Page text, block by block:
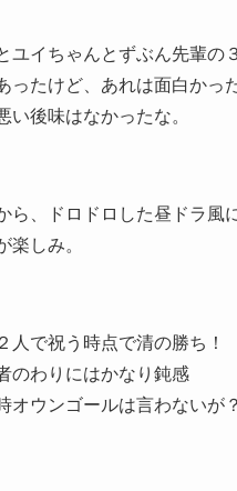
ユイちゃんとずぶん先輩の
ったけど、あれは面白かっ
い後味はなかったな。
ら、ドロドロした昼ドラ風
楽しみ。
人で祝う時点で清の勝ち！
のわりにはかなり鈍感
オウンゴールは言わないが？